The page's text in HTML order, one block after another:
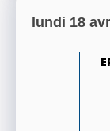
lundi 18